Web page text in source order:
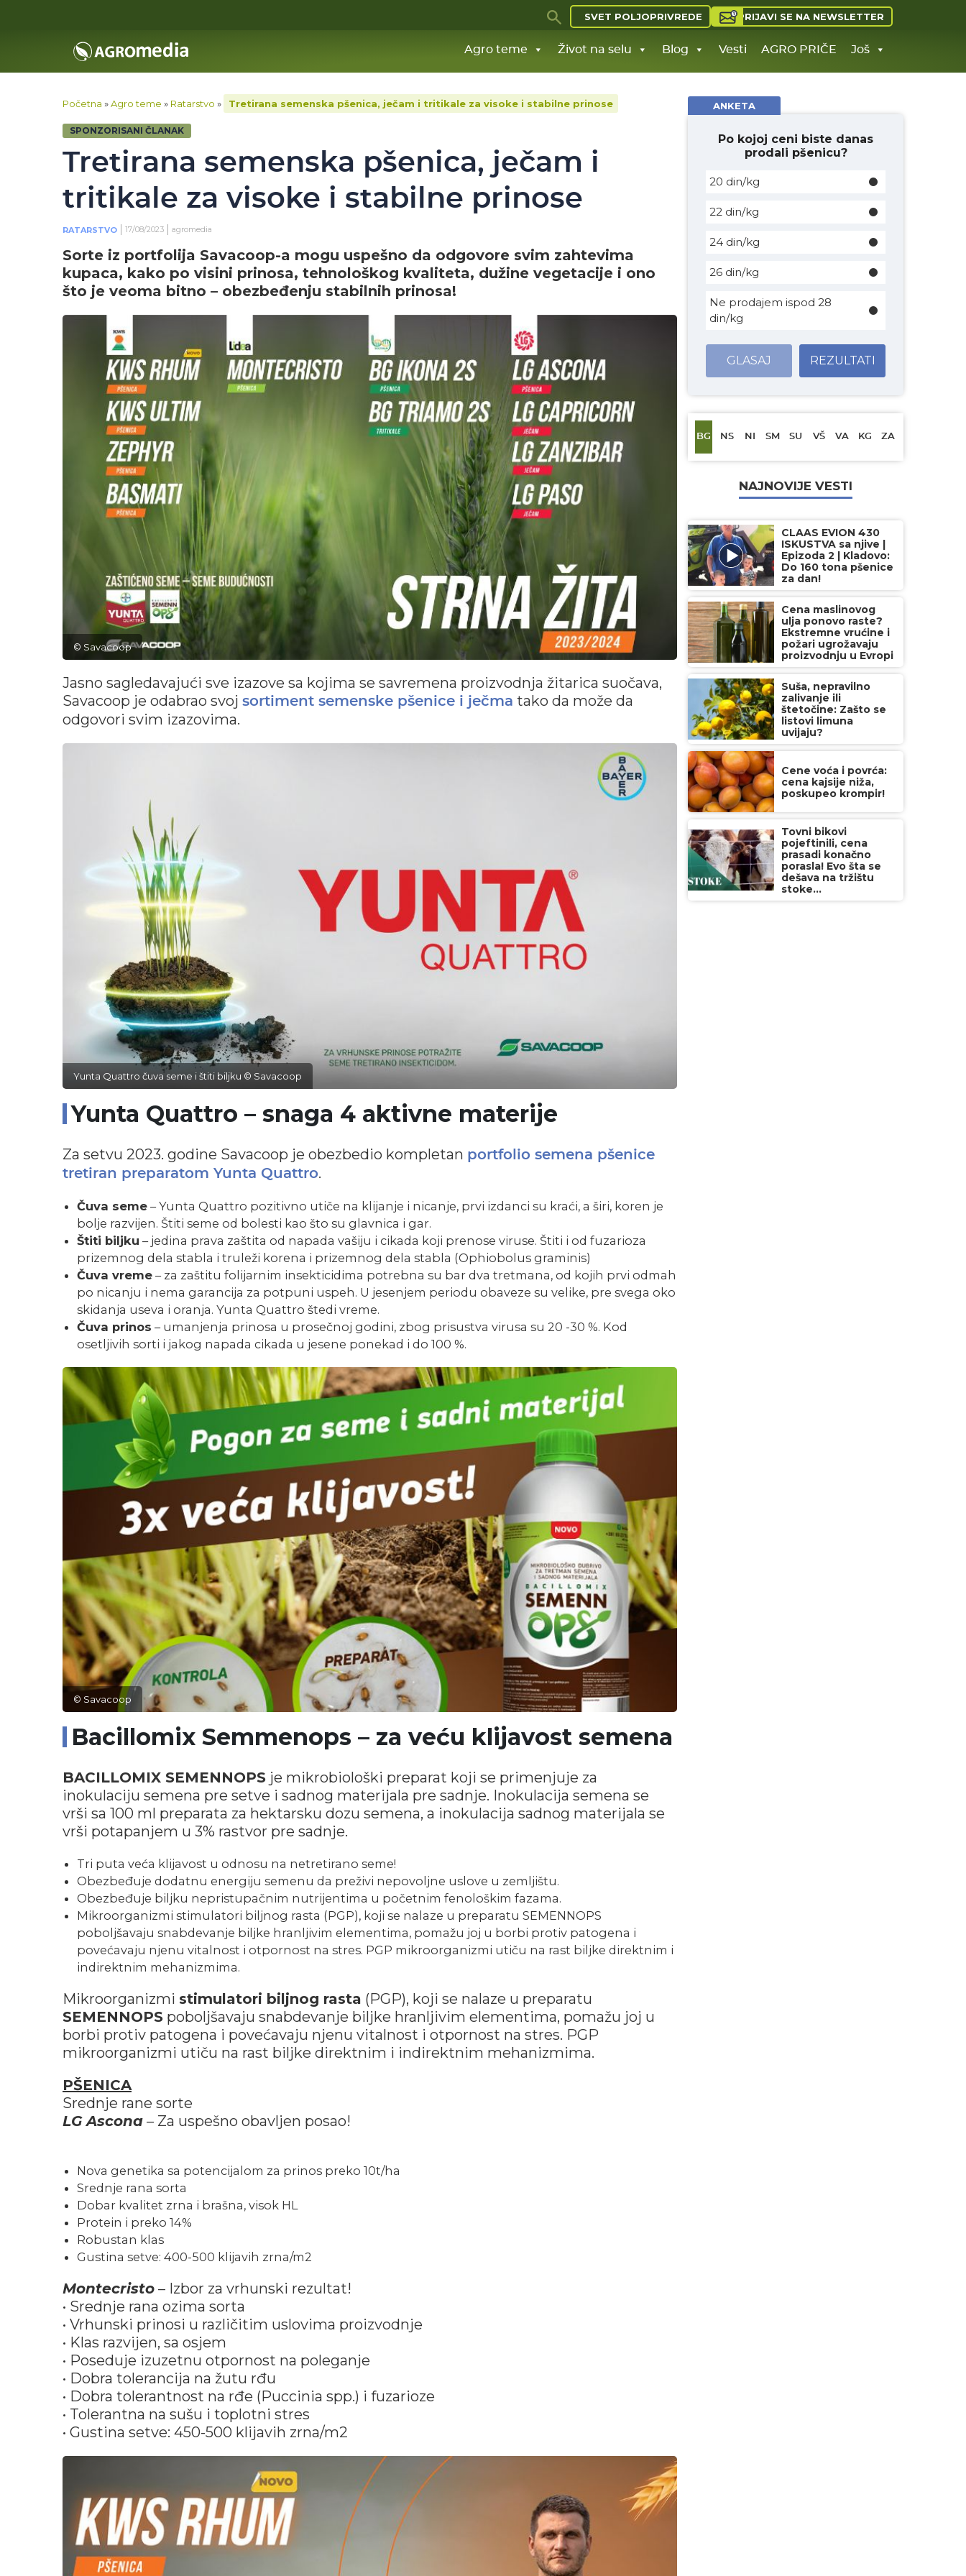
SVET POLJOPRIVREDE PRIJAVI SE NA NEWSLETTER
Agro teme Život na selu Blog Vesti AGRO PRIČE Još
Početna »Agro teme » Ratarstvo » Tretirana semenska pšenica, ječam i tritikale za visoke i stabilne prinose
SPONZORISANI ČLANAK
Tretirana semenska pšenica, ječam i
tritikale za visoke i stabilne prinose
RATARSTVO 17/08/2023 agromedia
Sorte iz portfolija Savacoop-a mogu uspešno da odgovore svim zahtevima
kupaca, kako po visini prinosa, tehnološkog kvaliteta, dužine vegetacije i ono
što je veoma bitno – obezbeđenju stabilnih prinosa!
© Savacoop
Jasno sagledavajući sve izazove sa kojima se savremena proizvodnja žitarica suočava,
Savacoop je odabrao svoj sortiment semenske pšenice i ječma tako da može da
odgovori svim izazovima.
Yunta Quattro čuva seme i štiti biljku © Savacoop
Yunta Quattro – snaga 4 aktivne materije
Za setvu 2023. godine Savacoop je obezbedio kompletan portfolio semena pšenice
tretiran preparatom Yunta Quattro.
Čuva seme – Yunta Quattro pozitivno utiče na klijanje i nicanje, prvi izdanci su kraći, a širi, koren je
bolje razvijen. Štiti seme od bolesti kao što su glavnica i gar.
Štiti biljku – jedina prava zaštita od napada vašiju i cikada koji prenose viruse. Štiti i od fuzarioza
prizemnog dela stabla i truleži korena i prizemnog dela stabla (Ophiobolus graminis)
Čuva vreme – za zaštitu folijarnim insekticidima potrebna su bar dva tretmana, od kojih prvi odmah
po nicanju i nema garancija za potpuni uspeh. U jesenjem periodu obaveze su velike, pre svega oko
skidanja useva i oranja. Yunta Quattro štedi vreme.
Čuva prinos – umanjenja prinosa u prosečnoj godini, zbog prisustva virusa su 20 -30 %. Kod
osetljivih sorti i jakog napada cikada u jesene ponekad i do 100 %.
© Savacoop
Bacillomix Semmenops – za veću klijavost semena
BACILLOMIX SEMENNOPS je mikrobiološki preparat koji se primenjuje za
inokulaciju semena pre setve i sadnog materijala pre sadnje. Inokulacija semena se
vrši sa 100 ml preparata za hektarsku dozu semena, a inokulacija sadnog materijala se
vrši potapanjem u 3% rastvor pre sadnje.
Tri puta veća klijavost u odnosu na netretirano seme!
Obezbeđuje dodatnu energiju semenu da preživi nepovoljne uslove u zemljištu.
Obezbeđuje biljku nepristupačnim nutrijentima u početnim fenološkim fazama.
Mikroorganizmi stimulatori biljnog rasta (PGP), koji se nalaze u preparatu SEMENNOPS
poboljšavaju snabdevanje biljke hranljivim elementima, pomažu joj u borbi protiv patogena i
povećavaju njenu vitalnost i otpornost na stres. PGP mikroorganizmi utiču na rast biljke direktnim i
indirektnim mehanizmima.
Mikroorganizmi stimulatori biljnog rasta (PGP), koji se nalaze u preparatu
SEMENNOPS poboljšavaju snabdevanje biljke hranljivim elementima, pomažu joj u
borbi protiv patogena i povećavaju njenu vitalnost i otpornost na stres. PGP
mikroorganizmi utiču na rast biljke direktnim i indirektnim mehanizmima.
PŠENICA
Srednje rane sorte
LG Ascona – Za uspešno obavljen posao!
Nova genetika sa potencijalom za prinos preko 10t/ha
Srednje rana sorta
Dobar kvalitet zrna i brašna, visok HL
Protein i preko 14%
Robustan klas
Gustina setve: 400-500 klijavih zrna/m2
Montecristo – Izbor za vrhunski rezultat!
• Srednje rana ozima sorta
• Vrhunski prinosi u različitim uslovima proizvodnje
• Klas razvijen, sa osjem
• Poseduje izuzetnu otpornost na poleganje
• Dobra tolerancija na žutu rđu
• Dobra tolerantnost na rđe (Puccinia spp.) i fuzarioze
• Tolerantna na sušu i toplotni stres
• Gustina setve: 450-500 klijavih zrna/m2
ANKETA
Po kojoj ceni biste danas
prodali pšenicu?
20 din/kg
22 din/kg
24 din/kg
26 din/kg
Ne prodajem ispod 28
din/kg
GLASAJ REZULTATI
BG NS NI SM SU VŠ VA KG ZA
NAJNOVIJE VESTI
CLAAS EVION 430
ISKUSTVA sa njive |
Epizoda 2 | Kladovo:
Do 160 tona pšenice
za dan!
Cena maslinovog
ulja ponovo raste?
Ekstremne vrućine i
požari ugrožavaju
proizvodnju u Evropi
Suša, nepravilno
zalivanje ili
štetočine: Zašto se
listovi limuna
uvijaju?
Cene voća i povrća:
cena kajsije niža,
poskupeo krompir!
Tovni bikovi
pojeftinili, cena
prasadi konačno
porasla! Evo šta se
dešava na tržištu
stoke...